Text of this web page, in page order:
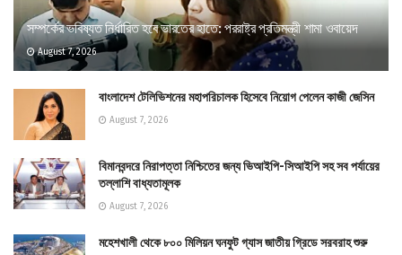
সম্পর্কের ভবিষ্যত নির্ধারিত হবে ভারতের হাতে: পররাষ্ট্র প্রতিমন্ত্রী শামা ওবায়েদ
August 7, 2026
বাংলাদেশ টেলিভিশনের মহাপরিচালক হিসেবে নিয়োগ পেলেন কাজী জেসিন
August 7, 2026
বিমানবন্দরে নিরাপত্তা নিশ্চিতের জন্য ভিআইপি-সিআইপি সহ সব পর্যায়ের
তল্লাশি বাধ্যতামূলক
August 7, 2026
মহেশখালী থেকে ৮০০ মিলিয়ন ঘনফুট গ্যাস জাতীয় গ্রিডে সরবরাহ শুরু